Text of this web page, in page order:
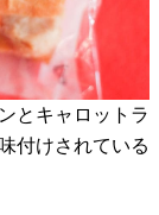
とキャロットラ
付けされている